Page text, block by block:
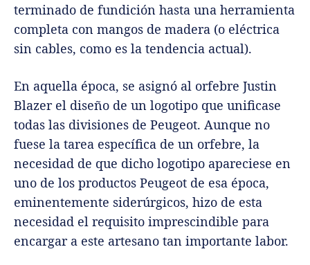
terminado de fundición hasta una herramienta
completa con mangos de madera (o eléctrica
sin cables, como es la tendencia actual).
En aquella época, se asignó al orfebre Justin
Blazer el diseño de un logotipo que unificase
todas las divisiones de Peugeot. Aunque no
fuese la tarea específica de un orfebre, la
necesidad de que dicho logotipo apareciese en
uno de los productos Peugeot de esa época,
eminentemente siderúrgicos, hizo de esta
necesidad el requisito imprescindible para
encargar a este artesano tan importante labor.